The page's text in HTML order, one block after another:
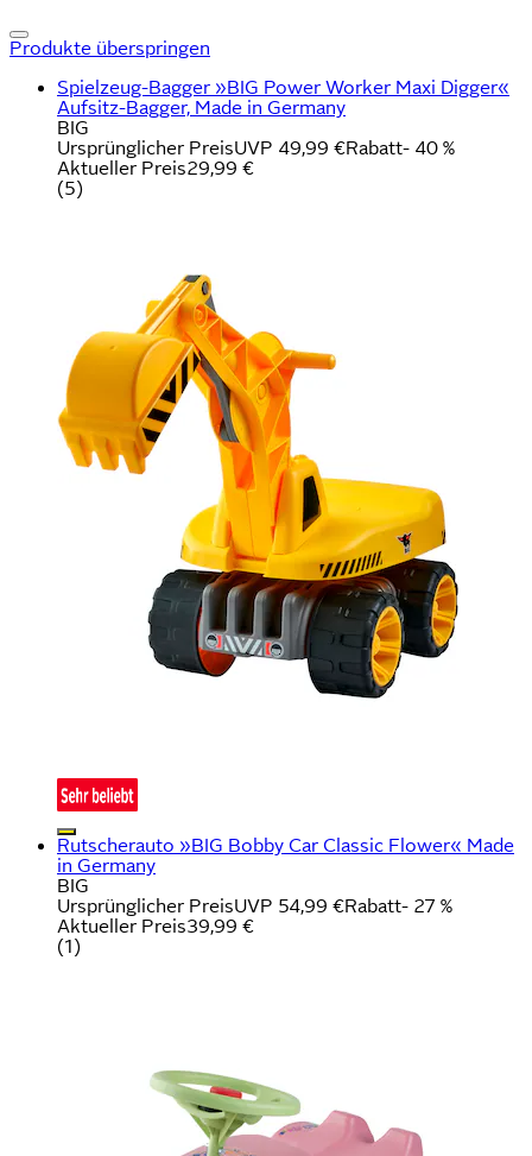
Produkte überspringen
Spielzeug-Bagger »BIG Power Worker Maxi Digger«
Aufsitz-Bagger, Made in Germany
BIG
Ursprünglicher PreisUVP 49,99 €Rabatt- 40 %
Aktueller Preis29,99 €
(5)
Rutscherauto »BIG Bobby Car Classic Flower« Made
in Germany
BIG
Ursprünglicher PreisUVP 54,99 €Rabatt- 27 %
Aktueller Preis39,99 €
(1)